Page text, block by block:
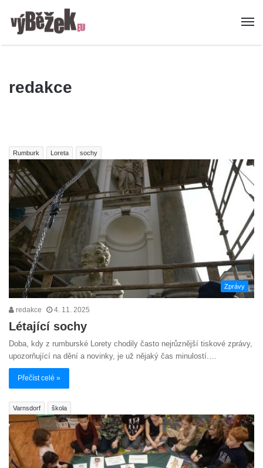
redakce
Rumburk Loreta sochy
Zprávy
redakce 4. 11. 2025
Létající sochy
Doba, kdy z rumburské Lorety chodily často nejrůznější tiskové zprávy,
upozorňující na dění a novinky, je už nějaký čas minulostí.…
Přečíst celé »
Varnsdorf škola